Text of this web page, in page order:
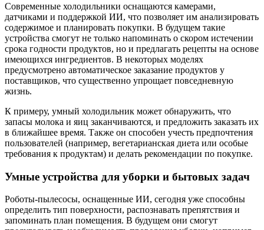
Современные холодильники оснащаются камерами,
датчиками и поддержкой ИИ, что позволяет им анализировать
содержимое и планировать покупки. В будущем такие
устройства смогут не только напоминать о скором истечении
срока годности продуктов, но и предлагать рецепты на основе
имеющихся ингредиентов. В некоторых моделях
предусмотрено автоматическое заказание продуктов у
поставщиков, что существенно упрощает повседневную
жизнь.
К примеру, умный холодильник может обнаружить, что
запасы молока и яиц заканчиваются, и предложить заказать их
в ближайшее время. Также он способен учесть предпочтения
пользователей (например, вегетарианская диета или особые
требования к продуктам) и делать рекомендации по покупке.
Умные устройства для уборки и бытовых задач
Роботы-пылесосы, оснащенные ИИ, сегодня уже способны
определить тип поверхности, распознавать препятствия и
запоминать план помещения. В будущем они смогут